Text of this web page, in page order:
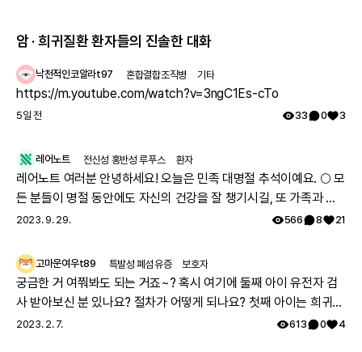
암 · 희귀질환 환자들의 진솔한 대화
낙천적인코알라t97 혼합결합조직병 기타
https://m.youtube.com/watch?v=3ngC1Es-cTo
5일 전 33 0 3
레어노트 전신성 홍반성 루푸스 환자
레어노트 여러분 안녕하세요! 오늘은 민족 대명절 추석이예요. 🌕 모
든 분들이 명절 동안에도 자신의 건강을 잘 챙기시길, 또 가족과 함
께 따뜻하고 행복한 시간 보내시길 레어노트팀이 기원하겠습니다!
2023. 9. 29. 566 8 21
고마운여우t89 특발성 폐섬유증 보호자
궁금한 거 여쭤봐도 되는 거죠~? 혹시 여기에 둘째 아이 유전자 검
사 받아보신 분 있나요? 절차가 어떻게 되나요? 첫째 아이는 희귀질
환 진단받았고, 당시에 애기 아빠랑 저랑 유전자 검사했는데 돌연변
2023. 2. 7. 613 0 4